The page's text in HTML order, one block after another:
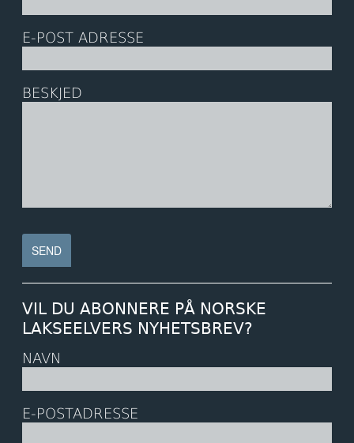
E-POST ADRESSE
BESKJED
VIL DU ABONNERE PÅ NORSKE
LAKSEELVERS NYHETSBREV?
NAVN
E-POSTADRESSE